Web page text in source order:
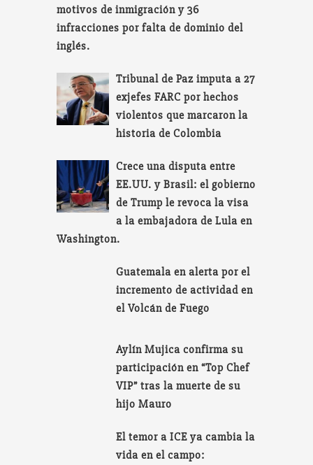
motivos de inmigración y 36
infracciones por falta de dominio del
inglés.
Tribunal de Paz imputa a 27
exjefes FARC por hechos
violentos que marcaron la
historia de Colombia
Crece una disputa entre
EE.UU. y Brasil: el gobierno
de Trump le revoca la visa
a la embajadora de Lula en
Washington.
Guatemala en alerta por el
incremento de actividad en
el Volcán de Fuego
Aylín Mujica confirma su
participación en “Top Chef
VIP” tras la muerte de su
hijo Mauro
El temor a ICE ya cambia la
vida en el campo: